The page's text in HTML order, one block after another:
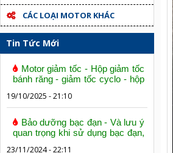
CÁC LOẠI MOTOR KHÁC
Tin Tức Mới
Motor giảm tốc - Hộp giảm tốc
bánh răng - giảm tốc cyclo - hộp
19/10/2025 - 21:10
Bảo dưỡng bạc đạn - Và lưu ý
quan trọng khi sử dụng bạc đạn,
23/11/2024 - 22:11